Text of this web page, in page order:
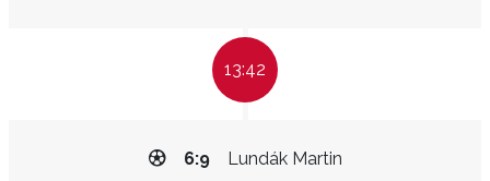
13:42
Lundák Martin
6:9